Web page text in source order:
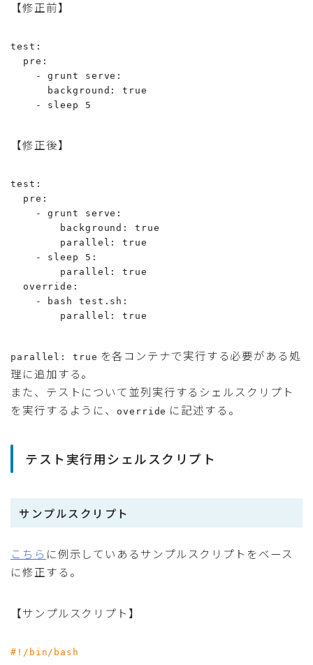
【修正前】
test:
  pre:
    - grunt serve:
      background: true
    - sleep 5
【修正後】
test:
  pre:
    - grunt serve:
        background: true
        parallel: true
    - sleep 5:
        parallel: true
  override:
    - bash test.sh:
        parallel: true
parallel: true を各コンテナで実行する必要がある処
理に追加する。
また、テストについて並列実行するシェルスクリプト
を実行するように、
override に記述する。
テスト実行用シェルスクリプト
サンプルスクリプト
こちら に例示していあるサンプルスクリプトをベース
に修正する。
【サンプルスクリプト】
#!/bin/bash